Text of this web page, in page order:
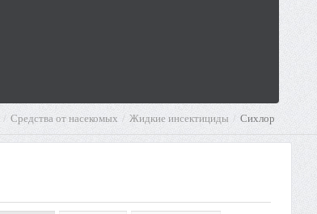
Средства от насекомых Жидкие инсектициды Сихлор